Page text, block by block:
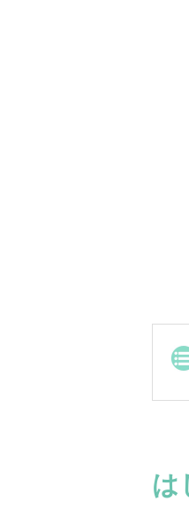
は